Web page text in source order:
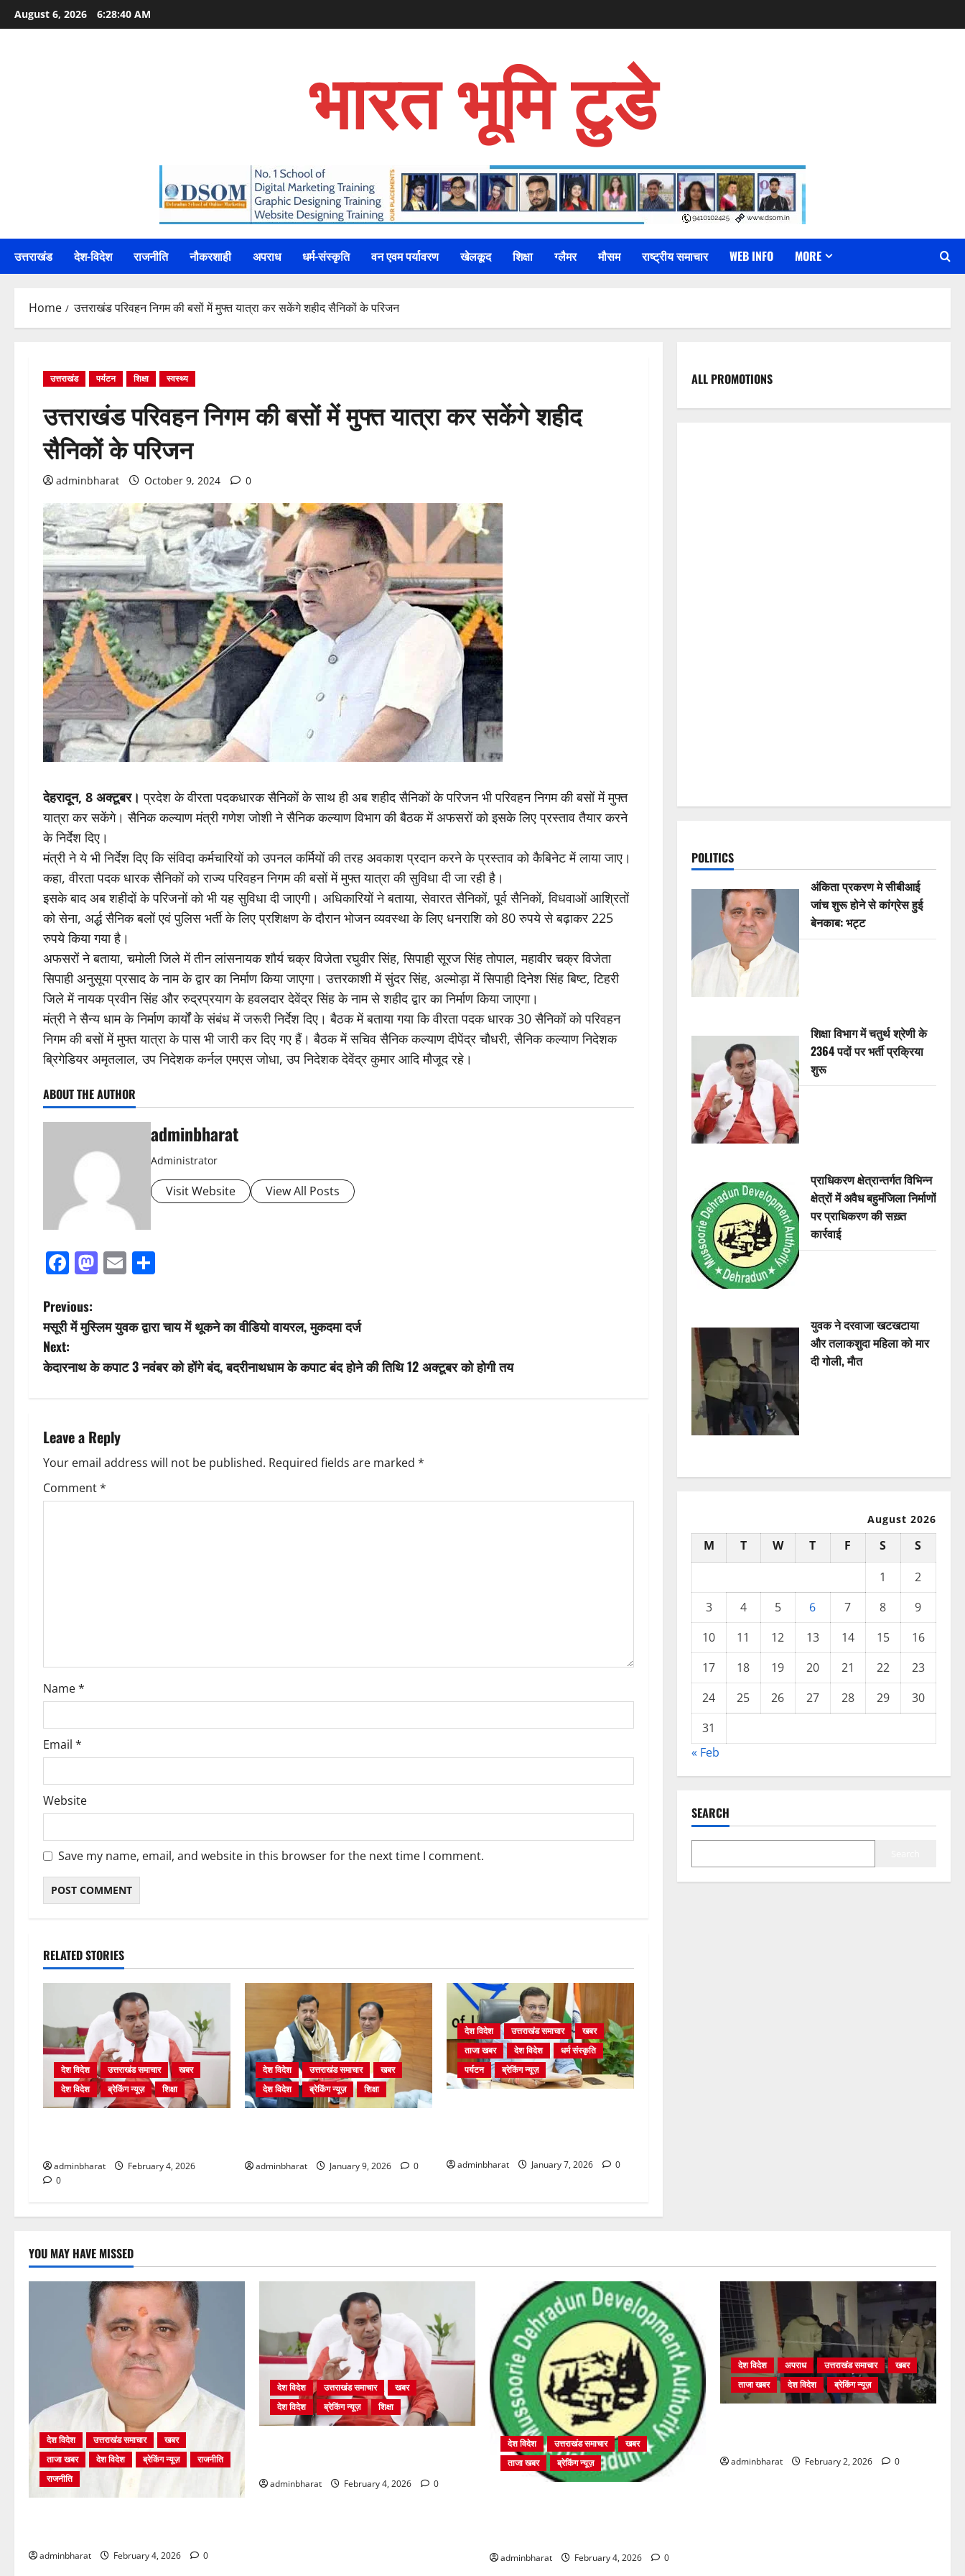
Skip
to
August 6, 2026 6:28:41 AM
भारत भूमि टुडे
उत्तराखंड देश-विदेश राजनीति नौकरशाही अपराध धर्म-संस्कृति वन एवम पर्यावरण खेलकूद शिक्षा ग्लैमर मौसम राष्ट्रीय समाचार WEB INFO MORE
Home उत्तराखंड परिवहन निगम की बसों में मुफ्त यात्रा कर सकेंगे शहीद सैनिकों के परिजन
उत्तराखंड पर्यटन शिक्षा स्वस्थ्य
उत्तराखंड परिवहन निगम की बसों में मुफ्त यात्रा कर सकेंगे शहीद
सैनिकों के परिजन
adminbharat October 9, 2024 0
देहरादून, 8 अक्टूबर। प्रदेश के वीरता पदकधारक सैनिकों के साथ ही अब शहीद सैनिकों के परिजन भी परिवहन निगम की बसों में मुफ्त
यात्रा कर सकेंगे। सैनिक कल्याण मंत्री गणेश जोशी ने सैनिक कल्याण विभाग की बैठक में अफसरों को इसके लिए प्रस्ताव तैयार करने
के निर्देश दिए।
मंत्री ने ये भी निर्देश दिए कि संविदा कर्मचारियों को उपनल कर्मियों की तरह अवकाश प्रदान करने के प्रस्ताव को कैबिनेट में लाया जाए।
कहा, वीरता पदक धारक सैनिकों को राज्य परिवहन निगम की बसों में मुफ्त यात्रा की सुविधा दी जा रही है।
इसके बाद अब शहीदों के परिजनों को भी यह सुविधा दी जाएगी। अधिकारियों ने बताया, सेवारत सैनिकों, पूर्व सैनिकों, विधवाओं आश्रितों
को सेना, अर्द्ध सैनिक बलों एवं पुलिस भर्ती के लिए प्रशिक्षण के दौरान भोजन व्यवस्था के लिए धनराशि को 80 रुपये से बढ़ाकर 225
रुपये किया गया है।
अफसरों ने बताया, चमोली जिले में तीन लांसनायक शौर्य चक्र विजेता रघुवीर सिंह, सिपाही सूरज सिंह तोपाल, महावीर चक्र विजेता
सिपाही अनुसूया प्रसाद के नाम के द्वार का निर्माण किया जाएगा। उत्तरकाशी में सुंदर सिंह, अल्मोड़ा में सिपाही दिनेश सिंह बिष्ट, टिहरी
जिले में नायक प्रवीन सिंह और रुद्रप्रयाग के हवलदार देवेंद्र सिंह के नाम से शहीद द्वार का निर्माण किया जाएगा।
मंत्री ने सैन्य धाम के निर्माण कार्यों के संबंध में जरूरी निर्देश दिए। बैठक में बताया गया कि वीरता पदक धारक 30 सैनिकों को परिवहन
निगम की बसों में मुफ्त यात्रा के पास भी जारी कर दिए गए हैं। बैठक में सचिव सैनिक कल्याण दीपेंद्र चौधरी, सैनिक कल्याण निदेशक
ब्रिगेडियर अमृतलाल, उप निदेशक कर्नल एमएस जोधा, उप निदेशक देवेंद्र कुमार आदि मौजूद रहे।
ABOUT THE AUTHOR
adminbharat
Administrator
Visit Website View All Posts
Facebook
Mastodon
Email
P
o
s
n
a
v
o
n
Previous:
मसूरी में मुस्लिम युवक द्वारा चाय में थूकने का वीडियो वायरल, मुकदमा दर्ज
Next:
केदारनाथ के कपाट 3 नवंबर को होंगे बंद, बदरीनाथधाम के कपाट बंद होने की तिथि 12 अक्टूबर को होगी तय
Leave a Reply
Your email address will not be published. Required fields are marked *
Comment*
Name*
Email *
Website
Save my name, email, and website in this browser for the next time I comment.
RELATED STORIES
देश विदेश उत्तराखंड समाचार
खबर
देश विदेश
ब्रेकिंग न्यूज़ शिक्षा
adminbharat
February 4, 2026
0
देश विदेश उत्तराखंड समाचार
खबर
देश विदेश
ब्रेकिंग न्यूज़ शिक्षा
adminbharat January 9, 2026 0
देश विदेश उत्तराखंड समाचार
खबर
ताजा खबर
देश विदेश
धर्म संस्कृति
पर्यटन
ब्रेकिंग न्यूज़
adminbharat January 7, 2026 0
ALL PROMOTIONS
POLITICS
अंकिता प्रकरण मे सीबीआई
जांच शुरू होने से कांग्रेस हुई
बेनकाब: भट्ट
शिक्षा विभाग में चतुर्थ श्रेणी के
2364 पदों पर भर्ती प्रक्रिया
शुरू
प्राधिकरण क्षेत्रान्तर्गत विभिन्न
क्षेत्रों में अवैध बहुमंजिला निर्माणों
पर प्राधिकरण की सख़्त
कार्रवाई
युवक ने दरवाजा खटखटाया
और तलाकशुदा महिला को मार
दी गोली, माैत
August 2026
M T W T F S
S
1
2
3
4 5 6 7 8
9
10
11 12 13 14 15
16
17
18 19 20 21 22
23
24
25 26 27 28 29
30
31
« Feb
SEARCH
YOU MAY HAVE MISSED
देश विदेश उत्तराखंड समाचार
खबर
ताजा खबर
देश विदेश ब्रेकिंग न्यूज़
राजनीति
राजनीति
adminbharat February 4, 2026 0
देश विदेश उत्तराखंड समाचार
खबर
देश विदेश
ब्रेकिंग न्यूज़ शिक्षा
adminbharat February 4, 2026 0
देश विदेश उत्तराखंड समाचार
खबर
ताजा खबर
ब्रेकिंग न्यूज़
adminbharat February 4, 2026 0
देश विदेश अपराध उत्तराखंड समाचार
खबर
ताजा खबर
देश विदेश ब्रेकिंग न्यूज़
adminbharat February 2, 2026 0